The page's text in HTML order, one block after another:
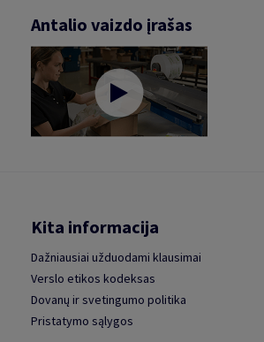
Antalio vaizdo įrašas
Kita informacija
Dažniausiai užduodami klausimai
Verslo etikos kodeksas
Dovanų ir svetingumo politika
Pristatymo sąlygos